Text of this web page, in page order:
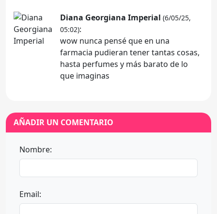
Diana Georgiana Imperial (6/05/25,
05:02):
wow nunca pensé que en una
farmacia pudieran tener tantas cosas,
hasta perfumes y más barato de lo
que imaginas
AÑADIR UN COMENTARIO
Nombre:
Email: